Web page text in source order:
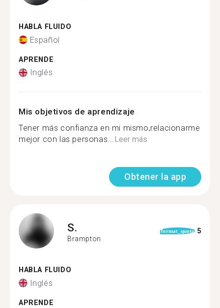
HABLA FLUIDO
Español
APRENDE
Inglés
Mis objetivos de aprendizaje
Tener más confianza en mi mismo,relacionarme
mejor con las personas...Leer más
Obtener la app
S.
Brampton
format_quote 5
HABLA FLUIDO
Inglés
APRENDE